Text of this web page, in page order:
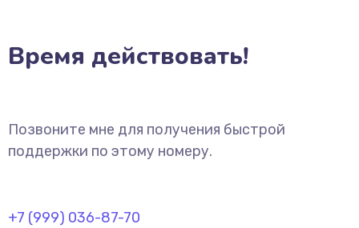
Время действовать!
Позвоните мне для получения быстрой
поддержки по этому номеру.
+7 (999) 036-87-70